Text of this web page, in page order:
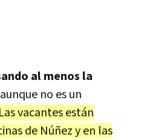
al menos la
aunque no es un
Las vacantes están
de Núñez y en las